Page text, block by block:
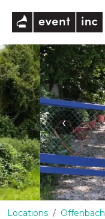
‹
Locations
Offenbach